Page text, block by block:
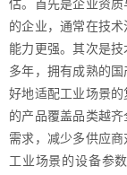
估。首先是企业资
的企业，通常在技
能力更强。其次是
多年，拥有成熟的
好地适配工业场景
的产品覆盖品类越
需求，减少多供应
工业场景的设备参